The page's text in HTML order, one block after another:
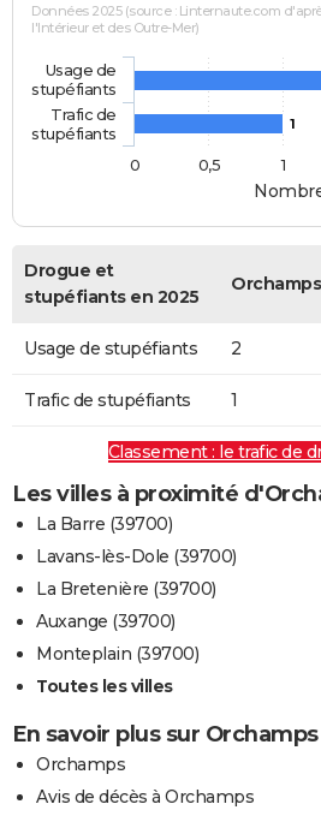
Données 2025 (source : Linternaute.com
l'Intérieur et des Outre-Mer)
1
Usage de
stupéfiants
Trafic de
stupéfiants
0
0,5 1
Drogue et
stupéfiants en 2025
Orchamps
Usage de stupéfiants 2
Trafic de stupéfiants 1
Classement : le trafic de
Les villes à proximité
La Barre (39700)
Lavans-lès-Dole (39700)
La Bretenière (39700)
Auxange (39700)
Monteplain (39700)
Toutes les villes
En savoir plus sur Orchamps
Orchamps
Avis de décès à Orchamps